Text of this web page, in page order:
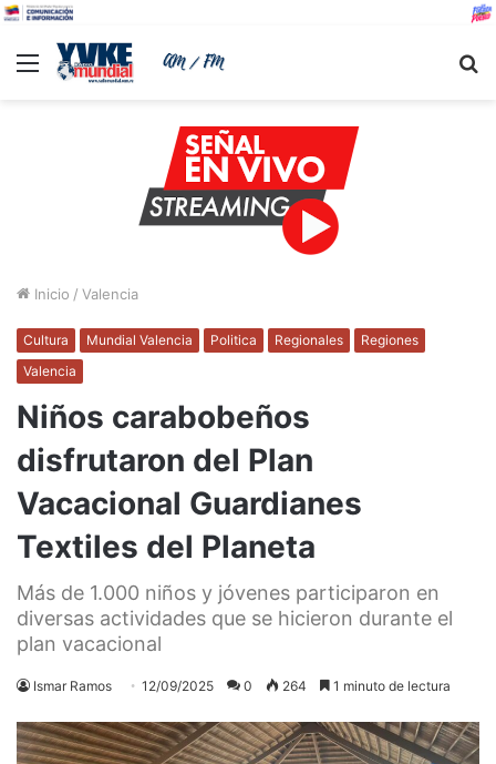
Menu
Inicio / Valencia
Cultura Mundial Valencia Politica Regionales
Regiones
Valencia
Niños carabobeños
disfrutaron del Plan
Vacacional Guardianes
Textiles del Planeta
Más de 1.000 niños y jóvenes participaron en
diversas actividades que se hicieron durante el
plan vacacional
Ismar Ramos 12/09/2025 0 264 1 minuto de lectura